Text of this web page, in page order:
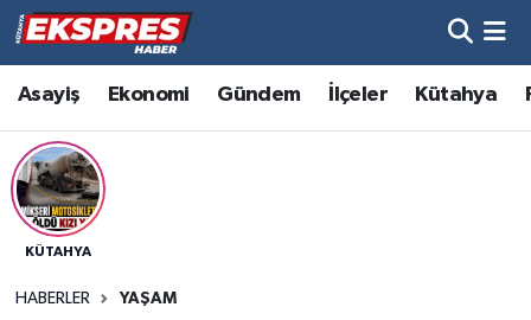
Asayiş Ekonomi Gündem İlçeler Kütahya
KÜTAHYA
HABERLER YAŞAM
Altıntaş
Asayiş
Aslanapa
Hava Durumu
Trafik Durumu
Süper Lig Puan Durumu ve Fikstür